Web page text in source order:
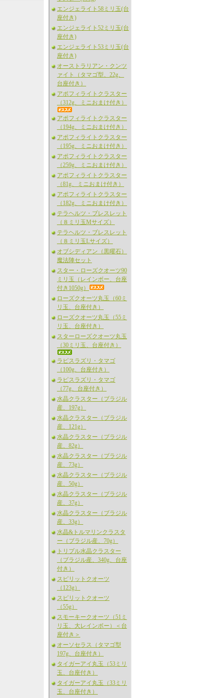
エンジェライト58ミリ玉(台
座付き)
エンジェライト52ミリ玉(台
座付き)
エンジェライト53ミリ玉(台
座付き)
オーストラリアン・クンツ
ァイト（タマゴ型、22g、
台座付き）
アポフィライトクラスター
（312g、ミニおまけ付き）
アポフィライトクラスター
（194g、ミニおまけ付き）
アポフィライトクラスター
（195g、ミニおまけ付き）
アポフィライトクラスター
（259g、ミニおまけ付き）
アポフィライトクラスター
（81g、ミニおまけ付き）
アポフィライトクラスター
（182g、ミニおまけ付き）
テラヘルツ・ブレスレット
（８ミリ玉Mサイズ）
テラヘルツ・ブレスレット
（８ミリ玉Lサイズ）
オブシディアン（黒曜石）
魔法陣セット
スター・ローズクオーツ90
ミリ玉（レインボー、台座
付き1050g）
ローズクオーツ丸玉（60ミ
リ玉、台座付き）
ローズクオーツ丸玉（55ミ
リ玉、台座付き）
スターローズクオーツ丸玉
（30ミリ玉、台座付き）
ラピスラズリ・タマゴ
（100g、台座付き）
ラピスラズリ・タマゴ
（77g、台座付き）
水晶クラスター（ブラジル
産、197g）
水晶クラスター（ブラジル
産、121g）
水晶クラスター（ブラジル
産、82g）
水晶クラスター（ブラジル
産、73g）
水晶クラスター（ブラジル
産、50g）
水晶クラスター（ブラジル
産、37g）
水晶クラスター（ブラジル
産、33g）
水晶&トルマリンクラスタ
ー（ブラジル産、70g）
トリプル水晶クラスター
（ブラジル産、340g、台座
付き）
スピリットクオーツ
（123g）
スピリットクオーツ
（55g）
スモーキークオーツ（51ミ
リ玉、大レインボー）＜台
座付き＞
オーソセラス（タマゴ型
197g、台座付き）
タイガーアイ丸玉（53ミリ
玉、台座付き）
タイガーアイ丸玉（33ミリ
玉、台座付き）